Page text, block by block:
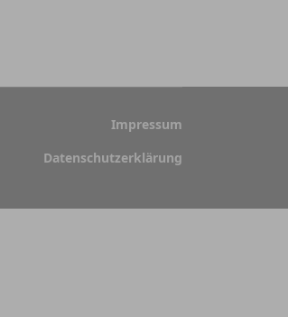
Impressum
Datenschutzerklärung